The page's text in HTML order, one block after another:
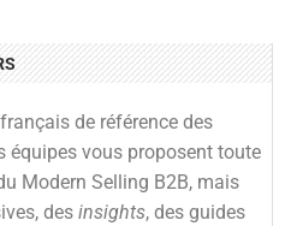
de référence des
équipes vous proposent toute
Modern Selling B2B, mais
des insights, des guides